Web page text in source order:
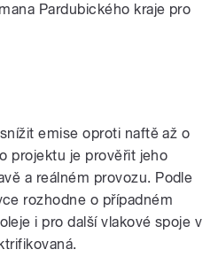
Pardubického kraje pro
emise oproti naftě až o
projektu je prověřit jeho
a reálném provozu. Podle
rozhodne o případném
i pro další vlakové spoje v